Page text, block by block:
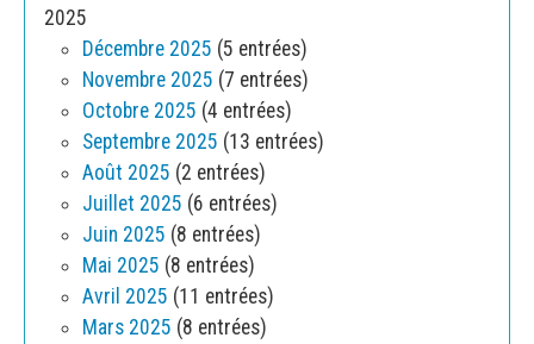
2025
Décembre 2025 (5 entrées)
Novembre 2025 (7 entrées)
Octobre 2025 (4 entrées)
Septembre 2025 (13 entrées)
Août 2025 (2 entrées)
Juillet 2025 (6 entrées)
Juin 2025 (8 entrées)
Mai 2025 (8 entrées)
Avril 2025 (11 entrées)
Mars 2025 (8 entrées)